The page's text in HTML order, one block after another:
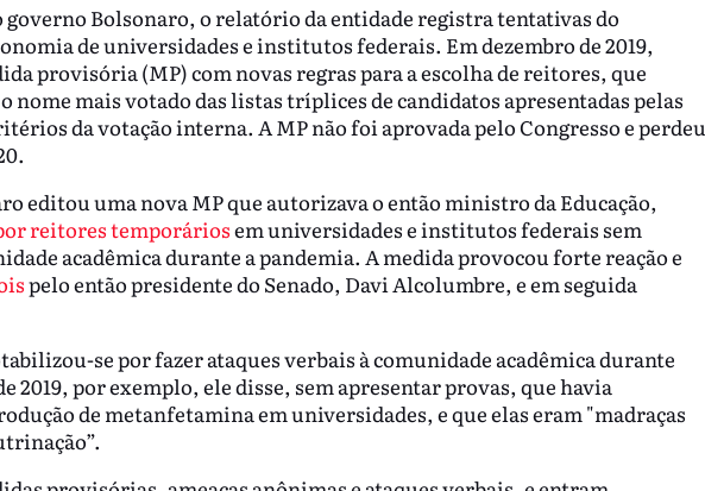
governo Bolsonaro, o relatório da entidade registra tentativas do
de universidades e institutos federais. Em dezembro de 2019,
provisória (MP) com novas regras para a escolha de reitores, que
nome mais votado das listas tríplices de candidatos apresentadas pelas
da votação interna. A MP não foi aprovada pelo Congresso e perdeu
editou uma nova MP que autorizava o então ministro da Educação,
reitores temporáriosem universidades e institutos federais sem
acadêmica durante a pandemia. A medida provocou forte reação e
pelo então presidente do Senado, Davi Alcolumbre, e em seguida
se por fazer ataques verbais à comunidade acadêmica durante
2019, por exemplo, ele disse, sem apresentar provas, que havia
de metanfetamina em universidades, e que elas eram "madraças